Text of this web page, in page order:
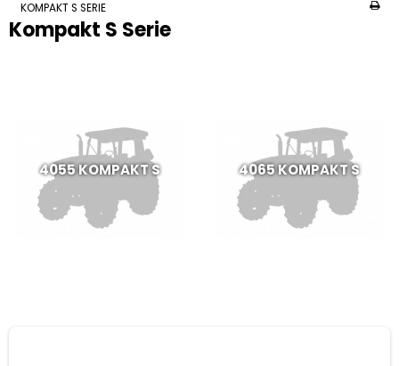
KOMPAKT S SERIE
Kompakt S Serie
4055 KOMPAKT S 4065 KOMPAKT S